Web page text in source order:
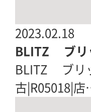
2023.02.18
BLITZ ブ
BLITZ ブリ
古|R05018|